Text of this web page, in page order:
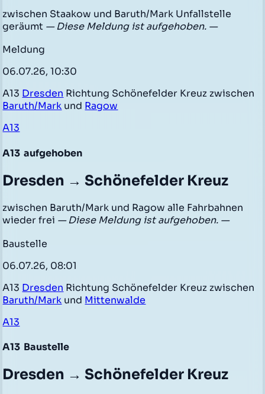
zwischen Staakow und Baruth/Mark Unfallstelle
geräumt — Diese Meldung ist aufgehoben. —
Meldung
06.07.26, 10:30
A13 Dresden Richtung Schönefelder Kreuz zwischen
Baruth/Mark und Ragow
A13
A13 aufgehoben
Dresden → Schönefelder Kreuz
zwischen Baruth/Mark und Ragow alle Fahrbahnen
wieder frei — Diese Meldung ist aufgehoben. —
Baustelle
06.07.26, 08:01
A13 Dresden Richtung Schönefelder Kreuz zwischen
Baruth/Mark und Mittenwalde
A13
A13 Baustelle
Dresden → Schönefelder Kreuz